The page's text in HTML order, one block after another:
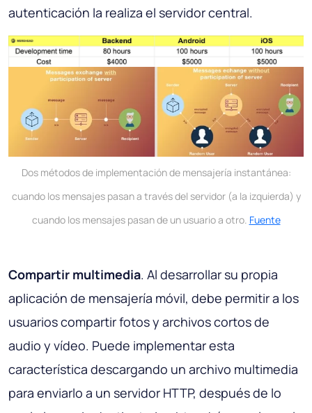
autenticación la realiza el servidor central.
Dos métodos de implementación de mensajería instantánea:
cuando los mensajes pasan a través del servidor (a la izquierda) y
cuando los mensajes pasan de un usuario a otro. Fuente
Compartir multimedia. Al desarrollar su propia
aplicación de mensajería móvil, debe permitir a los
usuarios compartir fotos y archivos cortos de
audio y vídeo. Puede implementar esta
característica descargando un archivo multimedia
para enviarlo a un servidor HTTP, después de lo